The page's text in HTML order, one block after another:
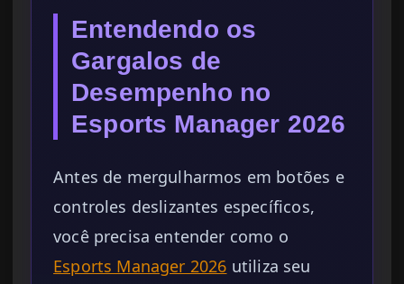
Entendendo os
Gargalos de
Desempenho no
Esports Manager 2026
Antes de mergulharmos em botões e
controles deslizantes específicos,
você precisa entender como o
Esports Manager 2026 utiliza seu